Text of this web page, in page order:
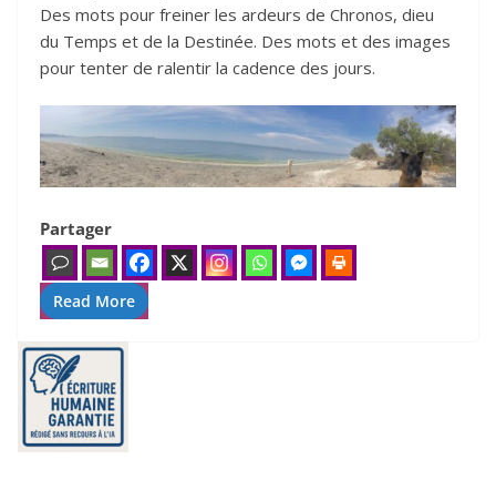
Des mots pour freiner les ardeurs de Chronos, dieu
du Temps et de la Destinée. Des mots et des images
pour tenter de ralentir la cadence des jours.
Partager
Read More